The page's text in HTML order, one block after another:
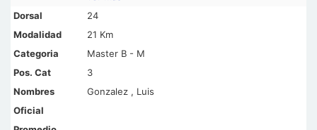
24
21 Km
Master B - M
3
Gonzalez , Luis